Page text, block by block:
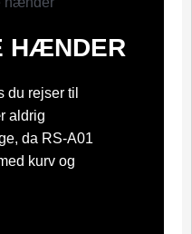
HÆNDER
du rejser til
aldrig
da RS-A01
kurv og